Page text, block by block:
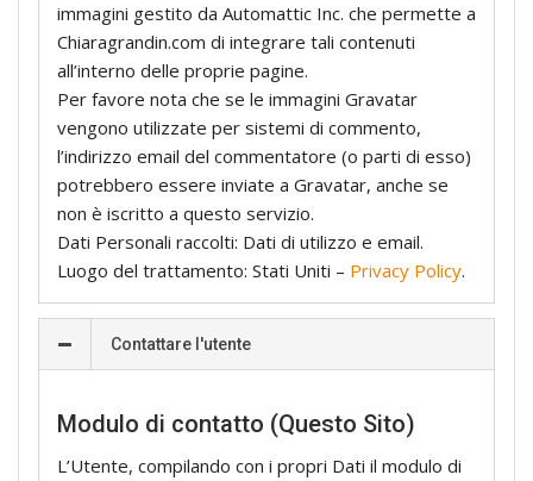
immagini gestito da Automattic Inc. che permette a
Chiaragrandin.com di integrare tali contenuti
all’interno delle proprie pagine.
Per favore nota che se le immagini Gravatar
vengono utilizzate per sistemi di commento,
l’indirizzo email del commentatore (o parti di esso)
potrebbero essere inviate a Gravatar, anche se
non è iscritto a questo servizio.
Dati Personali raccolti: Dati di utilizzo e email.
Luogo del trattamento: Stati Uniti – Privacy Policy.
Contattare l'utente
Modulo di contatto (Questo Sito)
L’Utente, compilando con i propri Dati il modulo di